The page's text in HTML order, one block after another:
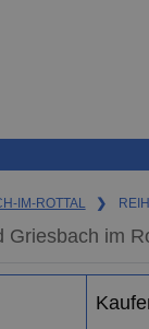
IM-ROTTAL ❯
Griesbach im